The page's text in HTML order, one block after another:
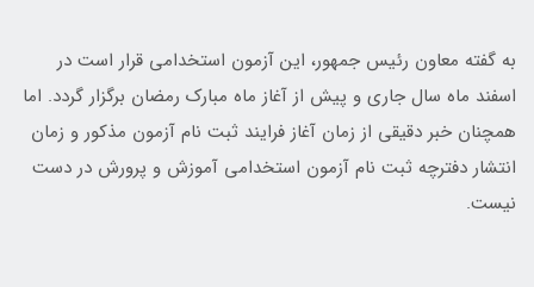
به گفته معاون رئیس جمهور، این آزمون استخدامی قرار است در
اسفند ماه سال جاری و پیش از آغاز ماه مبارک رمضان برگزار گردد. اما
همچنان خبر دقیقی از زمان آغاز فرایند ثبت نام آزمون مذکور و زمان
انتشار دفترچه ثبت نام آزمون استخدامی آموزش و پرورش در دست
نیست.